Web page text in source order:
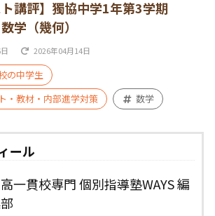
ト講評】獨協中学1年第3学期
学（幾何）
2026年04月14日
の中学生
・教材・内部進学対策
数学
ール
一貫校専門 個別指導塾WAYS 編